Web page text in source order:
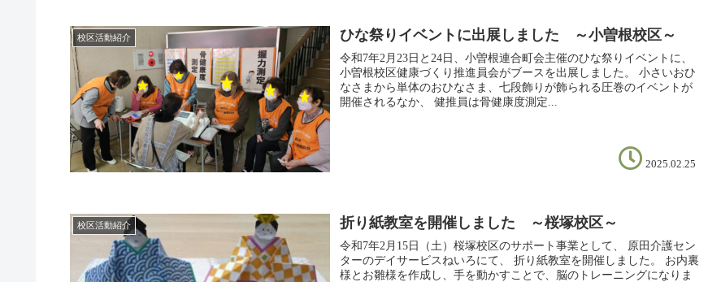
校区活動紹介 ひな祭りイベントに出展しました ～小曽根校区～
令和7年2月23日と24日、小曽根連合町会主催のひな祭りイベントに、
小曽根校区健康づくり推進員会がブースを出展しました。 小さいおひ
なさまから単体のおひなさま、七段飾りが飾られる圧巻のイベントが
開催されるなか、 健推員は骨健康度測定...
2025.02.25
校区活動紹介 折り紙教室を開催しました ～桜塚校区～
令和7年2月15日（土）桜塚校区のサポート事業として、 原田介護セン
ターのデイサービスねいろにて、 折り紙教室を開催しました。 お内裏
様とお雛様を作成し、手を動かすことで、脳のトレーニングになりま